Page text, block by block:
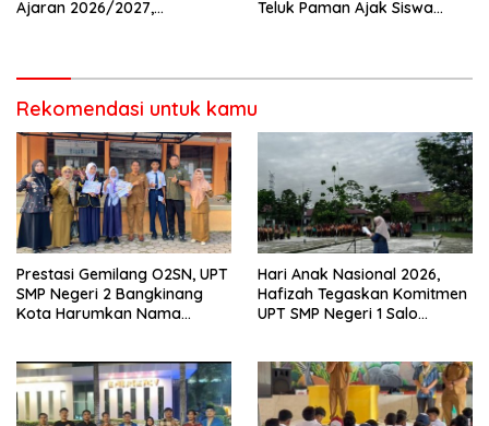
Ajaran 2026/2027,
Teluk Paman Ajak Siswa
Rekomendasi untuk kamu
Prestasi Gemilang O2SN, UPT
SMP Negeri 2 Bangkinang
Kota Harumkan Nama
Hari Anak Nasional 2026,
Hafizah Tegaskan Komitmen
UPT SMP Negeri 1 Salo